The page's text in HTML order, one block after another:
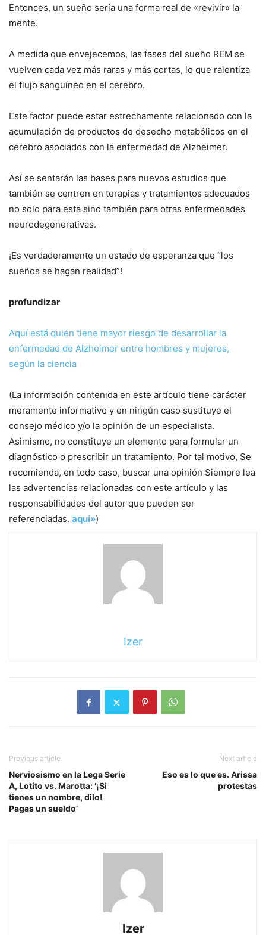
Entonces, un sueño sería una forma real de «revivir» la
mente.
A medida que envejecemos, las fases del sueño REM se
vuelven cada vez más raras y más cortas, lo que ralentiza
el flujo sanguíneo en el cerebro.
Este factor puede estar estrechamente relacionado con la
acumulación de productos de desecho metabólicos en el
cerebro asociados con la enfermedad de Alzheimer.
Así se sentarán las bases para nuevos estudios que
también se centren en terapias y tratamientos adecuados
no solo para esta sino también para otras enfermedades
neurodegenerativas.
¡Es verdaderamente un estado de esperanza que “los
sueños se hagan realidad”!
profundizar
Aquí está quién tiene mayor riesgo de desarrollar la
enfermedad de Alzheimer entre hombres y mujeres,
según la ciencia
(La información contenida en este artículo tiene carácter
meramente informativo y en ningún caso sustituye el
consejo médico y/o la opinión de un especialista.
Asimismo, no constituye un elemento para formular un
diagnóstico o prescribir un tratamiento. Por tal motivo, Se
recomienda, en todo caso, buscar una opinión Siempre lea
las advertencias relacionadas con este artículo y las
responsabilidades del autor que pueden ser
referenciadas. aquí»)
Izer
Previous article
Nerviosismo en la Lega Serie
A, Lotito vs. Marotta: ‘¡Si
tienes un nombre, dilo!
Pagas un sueldo’
Next article
Eso es lo que es. Arissa
protestas
Izer